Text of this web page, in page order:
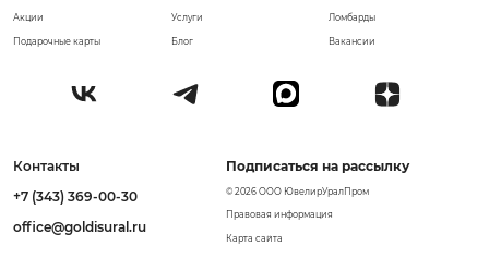
Ломбарды
Вакансии
Акции
Подарочные карты
Услуги
Блог
Контакты
+7 (343) 369-00-30
office@goldisural.ru
Подписаться на рассылку
© 2026 ООО ЮвелирУралПром
Правовая информация
Карта сайта